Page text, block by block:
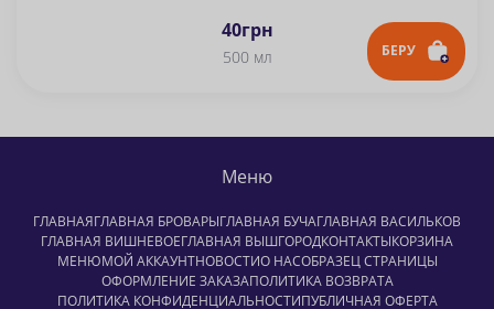
40грн
500 мл БЕРУ
Меню
ГЛАВНАЯГЛАВНАЯ БРОВАРЫГЛАВНАЯ БУЧАГЛАВНАЯ ВАСИЛЬКОВ
ГЛАВНАЯ ВИШНЕВОЕГЛАВНАЯ ВЫШГОРОДКОНТАКТЫКОРЗИНА
МЕНЮМОЙ АККАУНТНОВОСТИО НАСОБРАЗЕЦ СТРАНИЦЫ
ОФОРМЛЕНИЕ ЗАКАЗАПОЛИТИКА ВОЗВРАТА
ПОЛИТИКА КОНФИДЕНЦИАЛЬНОСТИПУБЛИЧНАЯ ОФЕРТА